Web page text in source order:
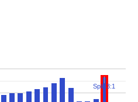
Split 3:1